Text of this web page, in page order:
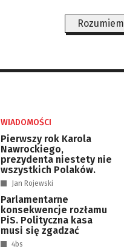
WIADOMOŚCI
Pierwszy rok Karola
Nawrockiego,
prezydenta niestety nie
wszystkich Polaków.
Jan Rojewski
Parlamentarne
konsekwencje rozłamu
PiS. Polityczna kasa
musi się zgadzać
4bs
Rozumiem